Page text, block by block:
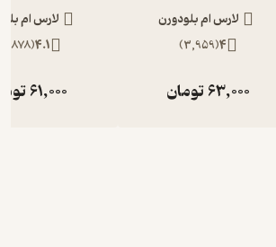
لارس ام بلودورن
4
(
3,959
)
63,000تومان
لارس ام
4.1
(
3,878
61,000